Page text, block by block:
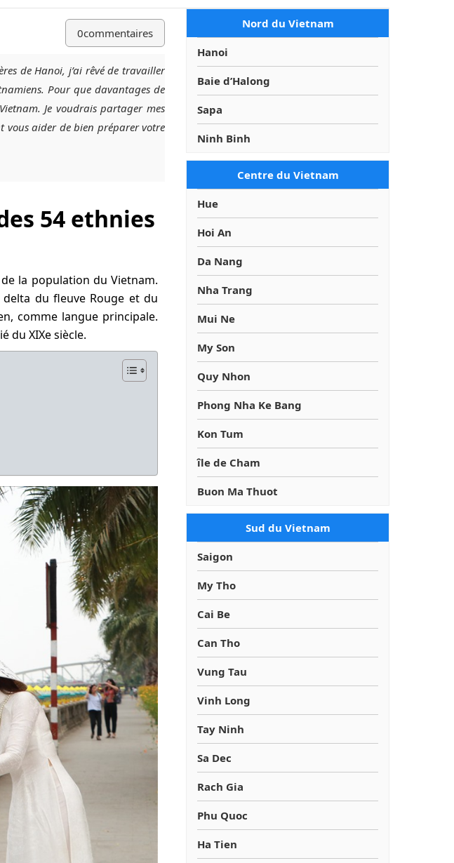
0commentaires
de Hanoi, j’ai rêvé de travailler
Pour que davantages de
Je voudrais partager mes
vous aider de bien préparer votre
54 ethnies
la population du Vietnam.
du fleuve Rouge et du
comme langue principale.
du XIXe siècle.
Nord du Vietnam
Hanoi
Baie d’Halong
Sapa
Ninh Binh
Centre du Vietnam
Hue
Hoi An
Da Nang
Nha Trang
Mui Ne
My Son
Quy Nhon
Phong Nha Ke Bang
Kon Tum
île de Cham
Buon Ma Thuot
Sud du Vietnam
Saigon
My Tho
Cai Be
Can Tho
Vung Tau
Vinh Long
Tay Ninh
Sa Dec
Rach Gia
Phu Quoc
Ha Tien